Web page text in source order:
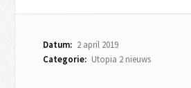
Datum: 2 april 2019
Categorie: Utopia 2 nieuws